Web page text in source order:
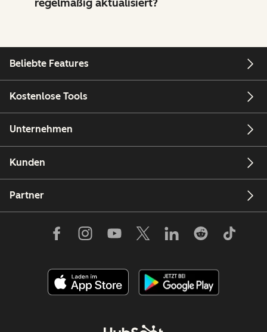
regelmäßig aktualisiert?
Beliebte Features
Kostenlose Tools
Unternehmen
Kunden
Partner